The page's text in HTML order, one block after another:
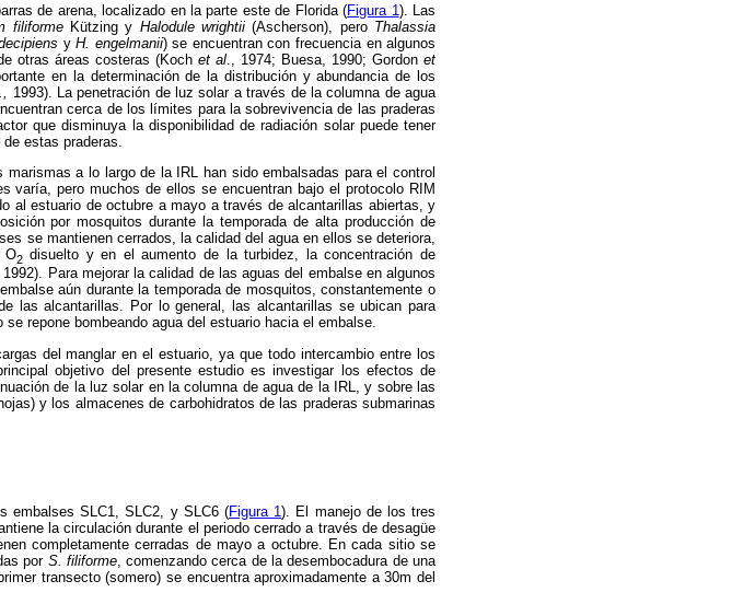
de arena, localizado en la parte este de Florida (Figura 1). Las
filiformeKützing y Halodule wrightii(Ascherson), pero Thalassia
yH. engelmanii) se encuentran con frecuencia en algunos
otras áreas costeras (Koch et al ., 1974; Buesa, 1990; Gordon et
en la determinación de la distribución y abundancia de los
1993). La penetración de luz solar a través de la columna de agua
cerca de los límites para la sobrevivencia de las praderas
que disminuya la disponibilidad de radiación solar puede tener
estas praderas.
a lo largo de la IRL han sido embalsadas para el control
varía, pero muchos de ellos se encuentran bajo el protocolo RIM
al estuario de octubre a mayo a través de alcantarillas abiertas, y
por mosquitos durante la temporada de alta producción de
se mantienen cerrados, la calidad del agua en ellos se deteriora,
O2disuelto y en el aumento de la turbidez, la concentración de
1992). Para mejorar la calidad de las aguas del embalse en algunos
aún durante la temporada de mosquitos, constantemente o
las alcantarillas. Por lo general, las alcantarillas se ubican para
repone bombeando agua del estuario hacia el embalse.
del manglar en el estuario, ya que todo intercambio entre los
objetivo del presente estudio es investigar los efectos de
de la luz solar en la columna de agua de la IRL, y sobre las
y los almacenes de carbohidratos de las praderas submarinas
embalses SLC1, SLC2, y SLC6 (Figura 1). El manejo de los tres
la circulación durante el periodo cerrado a través de desagüe
completamente cerradas de mayo a octubre. En cada sitio se
por S. filiforme, comenzando cerca de la desembocadura de una
transecto (somero) se encuentra aproximadamente a 30m del